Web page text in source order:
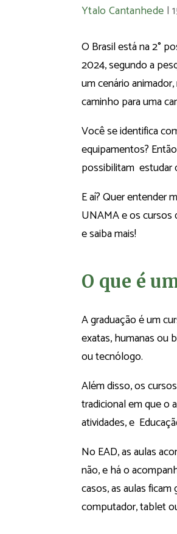
Ytalo Cantanhede |
O Brasil está na 2°
2024, segundo a
um cenário
caminho para uma
Você se identifica
equipamentos?
possibilitam estudar
E aí? Quer entender
UNAMA e os cursos
e saiba mais!
O que é
A graduação é um
exatas, humanas ou
ou tecnólogo.
Além disso, os
tradicional em que o
atividades, e
No EAD, as aulas
não, e há o
casos, as aulas
computador, tablet